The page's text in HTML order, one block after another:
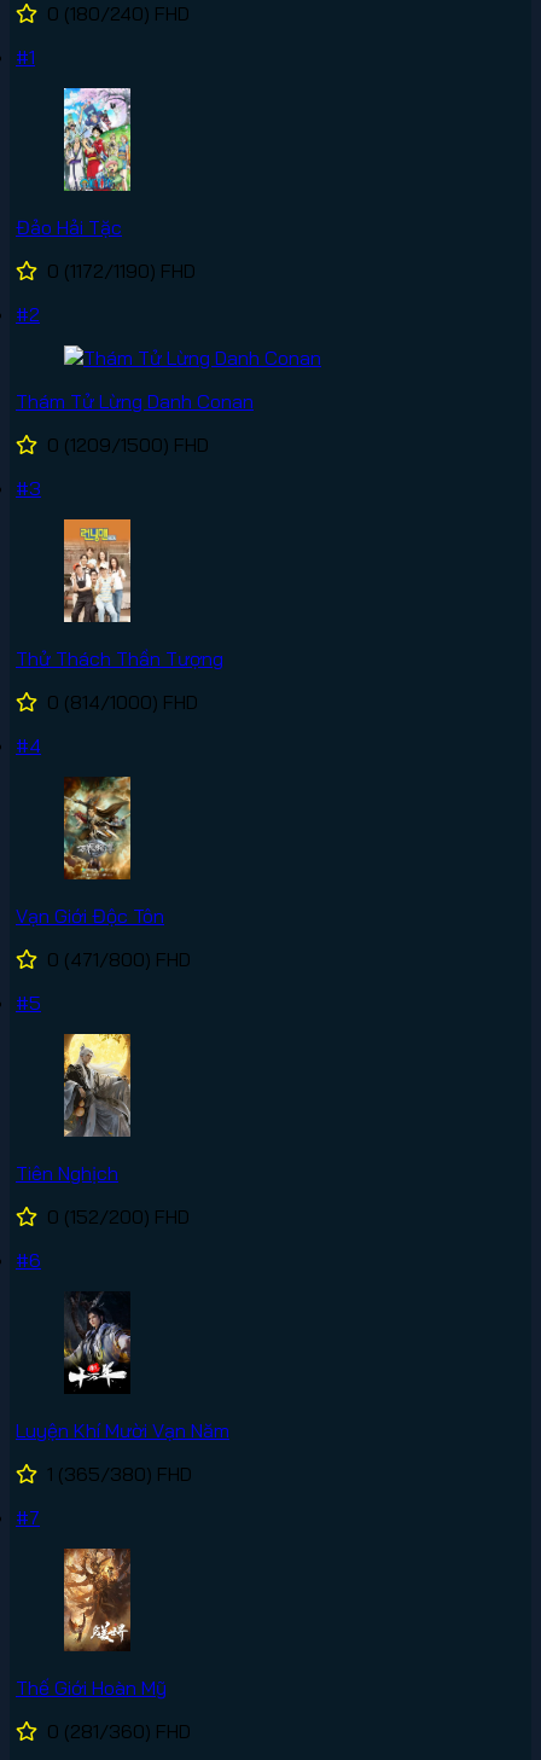
0 (180/240) FHD
#1
Đảo Hải Tặc
0 (1172/1190) FHD
#2
Thám Tử Lừng Danh Conan
0 (1209/1500) FHD
#3
Thử Thách Thần Tượng
0 (814/1000) FHD
#4
Vạn Giới Độc Tôn
0 (471/800) FHD
#5
Tiên Nghịch
0 (152/200) FHD
#6
Luyện Khí Mười Vạn Năm
1 (365/380) FHD
#7
Thế Giới Hoàn Mỹ
0 (281/360) FHD